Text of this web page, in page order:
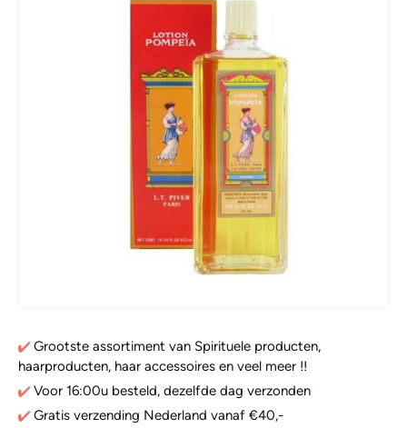
Grootste assortiment van Spirituele producten,
haarproducten, haar accessoires en veel meer !!
Voor 16:00u besteld, dezelfde dag verzonden
Gratis verzending Nederland vanaf €40,-